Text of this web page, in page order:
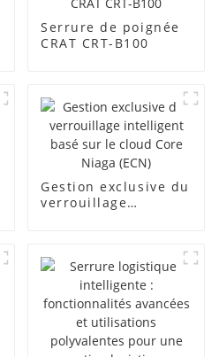
Serrure de poignée
CRAT CRT-B100
Gestion exclusive du
verrouillage